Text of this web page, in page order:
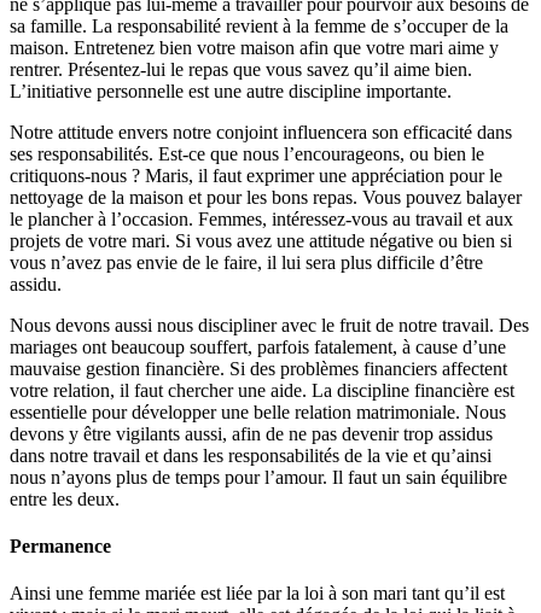
sa famille. La responsabilité revient à la femme de s’occuper de la
maison. Entretenez bien votre maison afin que votre mari aime y
rentrer. Présentez-lui le repas que vous savez qu’il aime bien.
L’initiative personnelle est une autre discipline importante.
Notre attitude envers notre conjoint influencera son efficacité dans
ses responsabilités. Est-ce que nous l’encourageons, ou bien le
critiquons-nous ? Maris, il faut exprimer une appréciation pour le
nettoyage de la maison et pour les bons repas. Vous pouvez balayer
le plancher à l’occasion. Femmes, intéressez-vous au travail et aux
projets de votre mari. Si vous avez une attitude négative ou bien si
vous n’avez pas envie de le faire, il lui sera plus difficile d’être
assidu.
Nous devons aussi nous discipliner avec le fruit de notre travail. Des
mariages ont beaucoup souffert, parfois fatalement, à cause d’une
mauvaise gestion financière. Si des problèmes financiers affectent
votre relation, il faut chercher une aide. La discipline financière est
essentielle pour développer une belle relation matrimoniale. Nous
devons y être vigilants aussi, afin de ne pas devenir trop assidus
dans notre travail et dans les responsabilités de la vie et qu’ainsi
nous n’ayons plus de temps pour l’amour. Il faut un sain équilibre
entre les deux.
Permanence
Ainsi une femme mariée est liée par la loi à son mari tant qu’il est